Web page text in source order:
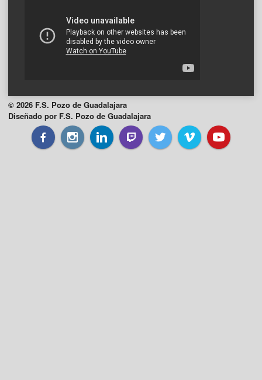
© 2026 F.S. Pozo de Guadalajara
Diseñado por F.S. Pozo de Guadalajara